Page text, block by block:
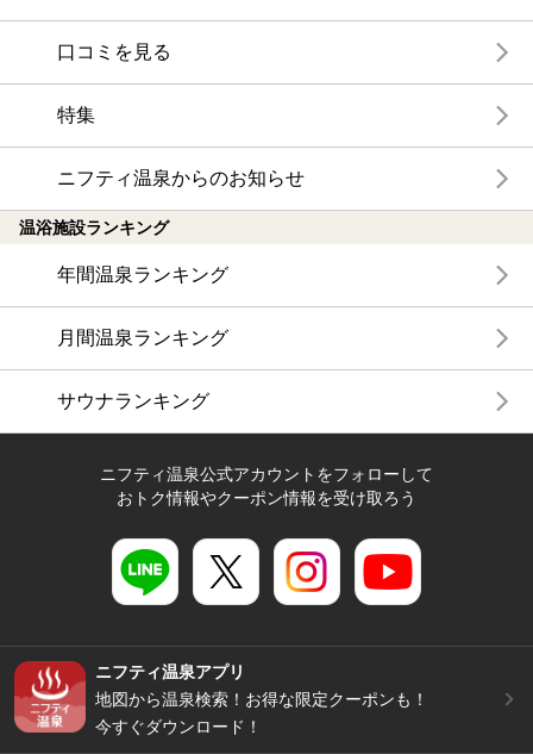
口コミを見る
特集
ニフティ温泉からのお知らせ
温浴施設ランキング
年間温泉ランキング
月間温泉ランキング
サウナランキング
ニフティ温泉公式アカウントをフォローして
おトク情報やクーポン情報を受け取ろう
ニフティ温泉アプリ
地図から温泉検索！お得な限定クーポンも！
今すぐダウンロード！